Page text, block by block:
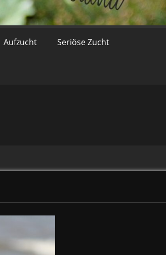
Aufzucht Seriöse Zucht